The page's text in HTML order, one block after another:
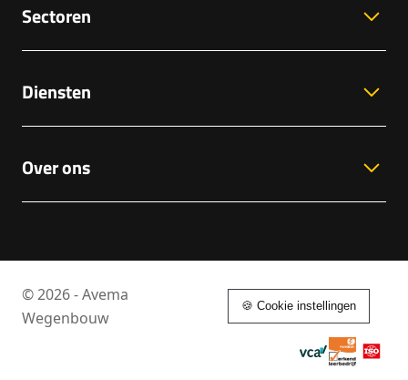
Sectoren
Diensten
Over ons
© 2026 - Avema
Wegenbouw
🍪 Cookie instellingen